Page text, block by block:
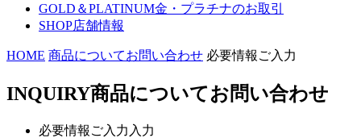
GOLD＆PLATINUM金・プラチナのお取引
SHOP店舗情報
HOME 商品についてお問い合わせ 必要情報ご入力
INQUIRY商品についてお問い合わせ
必要情報ご入力 入力